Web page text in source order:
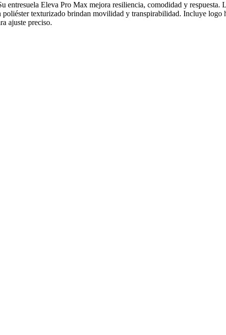
Eleva Pro Max mejora resiliencia, comodidad y
texturizado brindan movilidad y transpirabilidad. Incluye
ajuste preciso.